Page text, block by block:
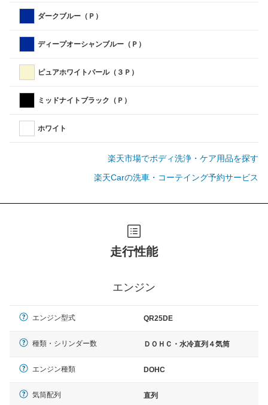
ダークブルー（Ｐ）
ディープオーシャンブルー（Ｐ）
ピュアホワイトパール（３Ｐ）
ミッドナイトブラック（Ｐ）
ホワイト
楽天市場でボディ洗浄・ケア用品を探す
楽天Carの洗車・コーテイング予約サービス
走行性能
エンジン
エンジン型式 QR25DE
種類・シリンダー数 ＤＯＨＣ・水冷直列４気筒
エンジン種類 DOHC
気筒配列 直列